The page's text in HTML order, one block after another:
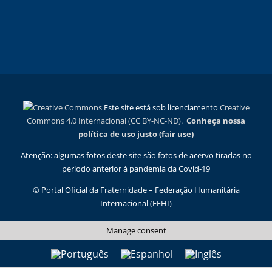
Este site está sob licenciamento Creative
Commons 4.0 Internacional (CC BY-NC-ND). Conheça nossa
política de uso justo (fair use)
Atenção: algumas fotos deste site são fotos de acervo tiradas no
período anterior à pandemia da Covid-19
© Portal Oficial da Fraternidade – Federação Humanitária
Internacional (FFHI)
Manage consent